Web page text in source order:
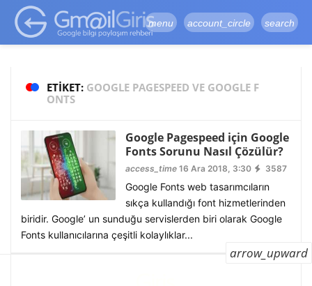
google-site-
verification=vqSI0upH550kabR5X8xpjMYieaXmuBueYgCJBW3uetM
menu account_circle search
ETIKET: GOOGLE PAGESPEED VE GOOGLE F
ONTS
Google Pagespeed için Google
Fonts Sorunu Nasıl Çözülür?
access_time16 Ara 2018, 3:30 3587
Google Fonts web tasarımcıların
sıkça kullandığı font hizmetlerinden
biridir. Google’ un sunduğu servislerden biri olarak Google
Fonts kullanıcılarına çeşitli kolaylıklar...
arrow_upward